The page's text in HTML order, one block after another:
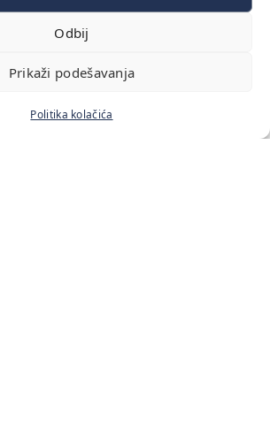
Odbij
Prikaži podešavanja
Politika kolačića